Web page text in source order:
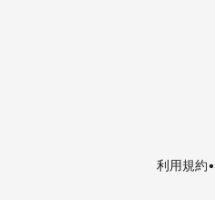
利用規約